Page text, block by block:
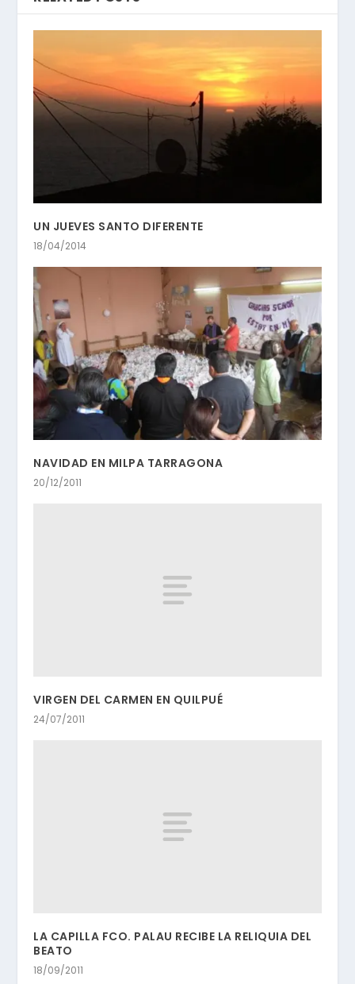
UN JUEVES SANTO DIFERENTE
18/04/2014
NAVIDAD EN MILPA TARRAGONA
20/12/2011
VIRGEN DEL CARMEN EN QUILPUÉ
24/07/2011
LA CAPILLA FCO. PALAU RECIBE LA RELIQUIA DEL
BEATO
18/09/2011